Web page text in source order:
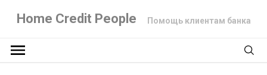
Home Credit People Помощь клиентам банка